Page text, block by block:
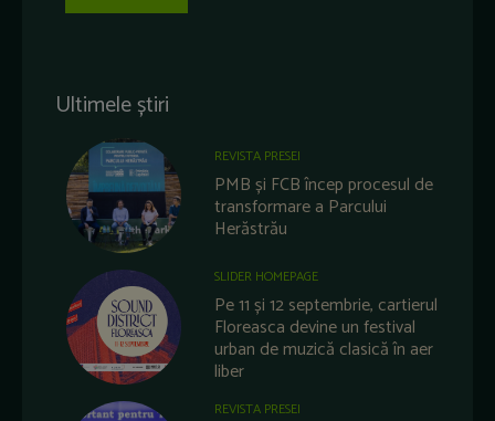
Ultimele știri
REVISTA PRESEI
PMB și FCB încep procesul de
transformare a Parcului
Herăstrău
SLIDER HOMEPAGE
Pe 11 și 12 septembrie, cartierul
Floreasca devine un festival
urban de muzică clasică în aer
liber
REVISTA PRESEI